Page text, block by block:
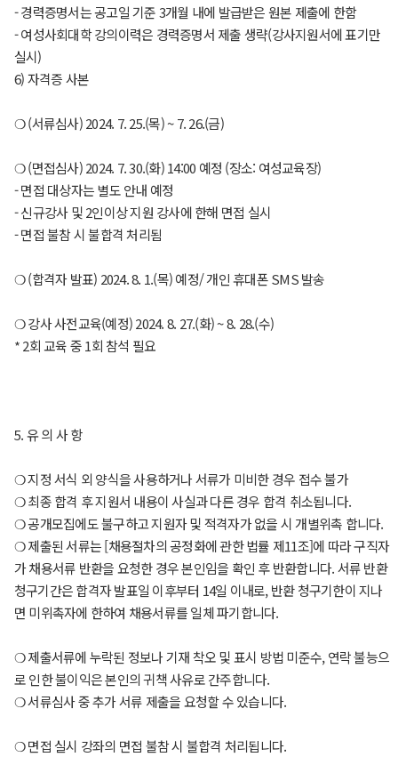
- 경력증명서는 공고일 기준 3개월 내에 발급받은 원본 제출에 한함
- 여성사회대학 강의이력은 경력증명서 제출 생략(강사지원서에 표기만
실시)
6) 자격증 사본
❍ (서류심사) 2024. 7. 25.(목) ~ 7. 26.(금)
❍ (면접심사) 2024. 7. 30.(화) 14:00 예정 (장소: 여성교육장)
- 면접 대상자는 별도 안내 예정
- 신규강사 및 2인이상 지원 강사에 한해 면접 실시
- 면접 불참 시 불합격 처리됨
❍ (합격자 발표) 2024. 8. 1.(목) 예정/ 개인 휴대폰 SMS 발송
❍ 강사 사전교육(예정) 2024. 8. 27.(화) ~ 8. 28.(수)
* 2회 교육 중 1회 참석 필요
5. 유 의 사 항
❍ 지정 서식 외 양식을 사용하거나 서류가 미비한 경우 접수 불가
❍ 최종 합격 후 지원서 내용이 사실과 다른 경우 합격 취소됩니다.
❍ 공개모집에도 불구하고 지원자 및 적격자가 없을 시 개별위촉 합니다.
❍ 제출된 서류는 [채용절차의 공정화에 관한 법률 제11조]에 따라 구직자
가 채용서류 반환을 요청한 경우 본인임을 확인 후 반환합니다. 서류 반환
청구기간은 합격자 발표일 이후부터 14일 이내로, 반환 청구기한이 지나
면 미위촉자에 한하여 채용서류를 일체 파기합니다.
❍ 제출서류에 누락된 정보나 기재 착오 및 표시 방법 미준수, 연락 불능으
로 인한 불이익은 본인의 귀책 사유로 간주합니다.
❍ 서류심사 중 추가 서류 제출을 요청할 수 있습니다.
❍ 면접 실시 강좌의 면접 불참 시 불합격 처리됩니다.